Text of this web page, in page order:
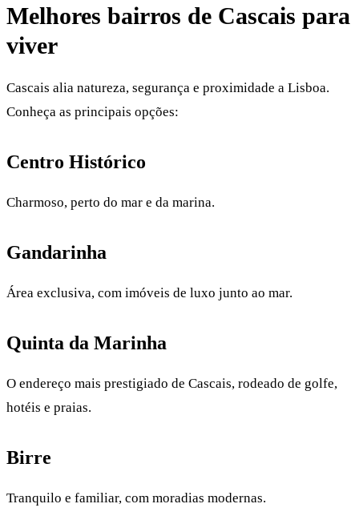
Melhores bairros de Cascais para
viver
Cascais alia natureza, segurança e proximidade a Lisboa.
Conheça as principais opções:
Centro Histórico
Charmoso, perto do mar e da marina.
Gandarinha
Área exclusiva, com imóveis de luxo junto ao mar.
Quinta da Marinha
O endereço mais prestigiado de Cascais, rodeado de golfe,
hotéis e praias.
Birre
Tranquilo e familiar, com moradias modernas.